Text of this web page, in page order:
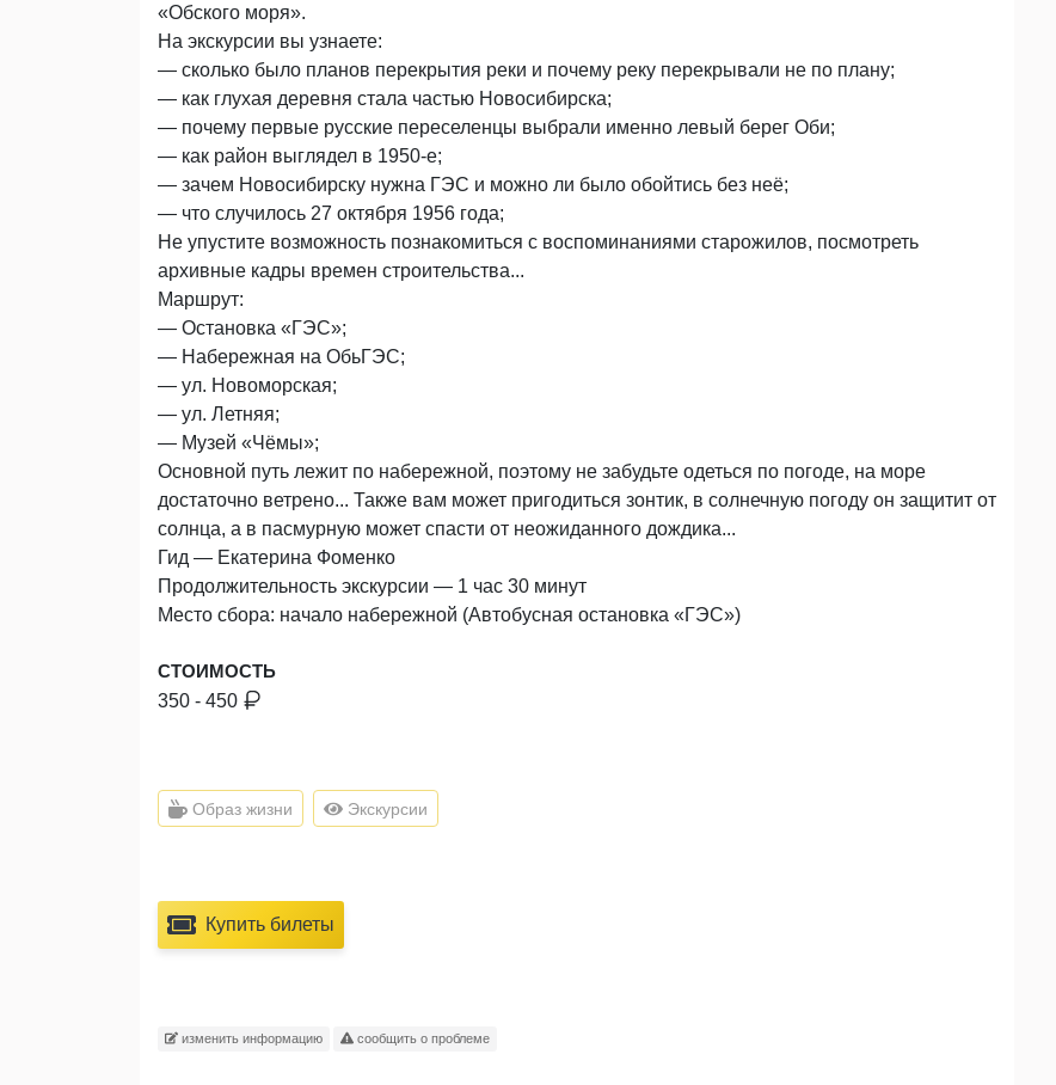
«Обского моря».
На экскурсии вы узнаете:
— сколько было планов перекрытия реки и почему реку перекрывали не по плану;
— как глухая деревня стала частью Новосибирска;
— почему первые русские переселенцы выбрали именно левый берег Оби;
— как район выглядел в 1950-е;
— зачем Новосибирску нужна ГЭС и можно ли было обойтись без неё;
— что случилось 27 октября 1956 года;
Не упустите возможность познакомиться с воспоминаниями старожилов, посмотреть
архивные кадры времен строительства...
Маршрут:
— Остановка «ГЭС»;
— Набережная на ОбьГЭС;
— ул. Новоморская;
— ул. Летняя;
— Музей «Чёмы»;
Основной путь лежит по набережной, поэтому не забудьте одеться по погоде, на море
достаточно ветрено... Также вам может пригодиться зонтик, в солнечную погоду он защитит от
солнца, а в пасмурную может спасти от неожиданного дождика...
Гид — Екатерина Фоменко
Продолжительность экскурсии — 1 час 30 минут
Место сбора: начало набережной (Автобусная остановка «ГЭС»)
СТОИМОСТЬ
350 - 450
Образ жизни Экскурсии
Купить билеты
изменить информацию сообщить о проблеме